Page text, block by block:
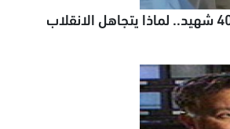
بعد تجاوز الضحايا 400 شهيد.. لماذا يتجاهل الانقلاب